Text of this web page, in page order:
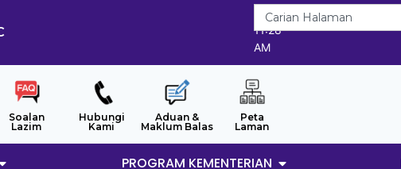
9/8/2026
11:28
AM
Soalan
Lazim
Hubungi
Kami
Aduan &
Maklum Balas
Peta
Laman
PROGRAM KEMENTERIAN